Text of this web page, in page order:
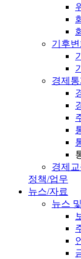
기후
경제통
경제
정책/업무
뉴스/자료
뉴스